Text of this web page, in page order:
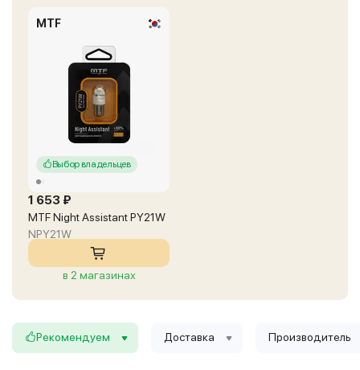
MTF
Выбор владельцев
1 653 ₽
MTF Night Assistant PY21W
NPY21W
в 2 магазинах
Рекомендуем Доставка Производитель